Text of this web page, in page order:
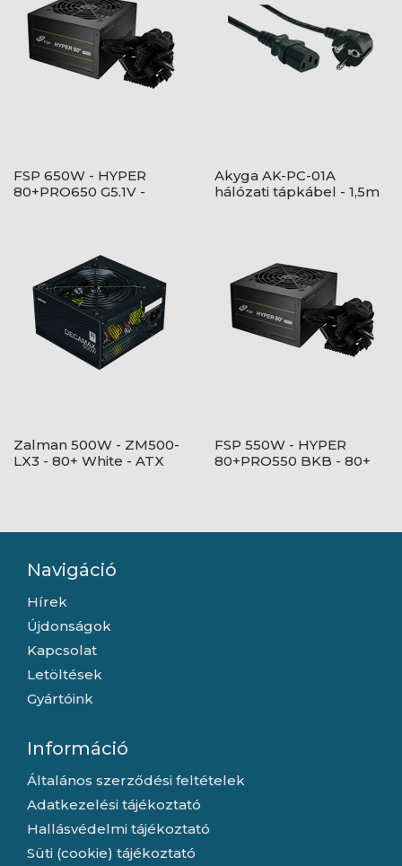
FSP 650W - HYPER
80+PRO650 G5.1V -
Akyga AK-PC-01A
hálózati tápkábel - 1,5m
Zalman 500W - ZM500-
LX3 - 80+ White - ATX
FSP 550W - HYPER
80+PRO550 BKB - 80+
Navigáció
Hírek
Újdonságok
Kapcsolat
Letöltések
Gyártóink
Információ
Általános szerződési feltételek
Adatkezelési tájékoztató
Hallásvédelmi tájékoztató
Süti (cookie) tájékoztató